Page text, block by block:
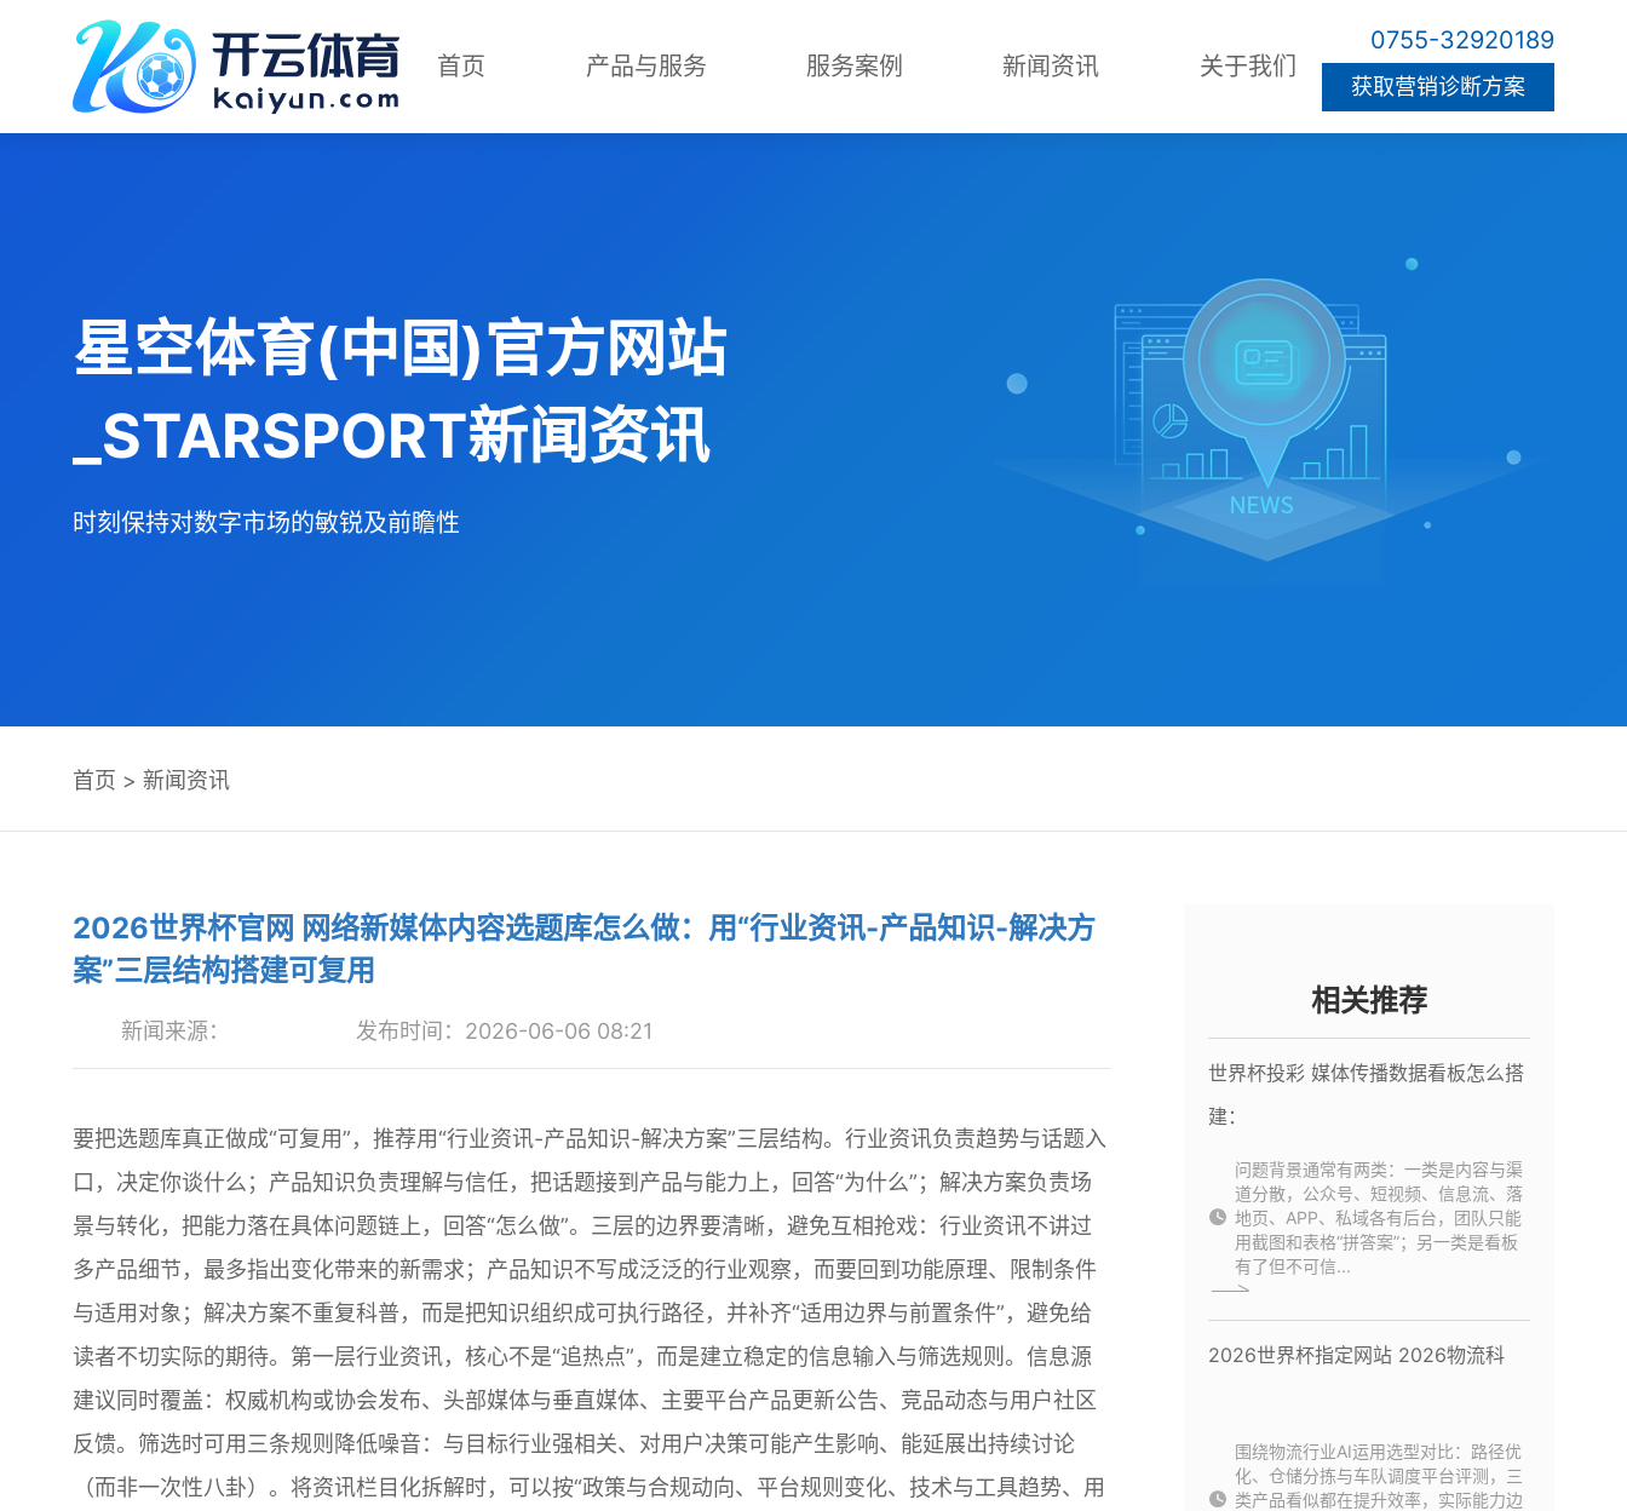
首页 产品与服务 服务案例 新闻资讯 关于我们
0755-32920189
获取营销诊断方案
星空体育(中国)官方网站
_STARSPORT新闻资讯
时刻保持对数字市场的敏锐及前瞻性
首页 > 新闻资讯
2026世界杯官网 网络新媒体内容选题库怎么做：用“行业资讯-产品知识-解决方
案”三层结构搭建可复用
新闻来源： 发布时间：2026-06-06 08:21
要把选题库真正做成“可复用”，推荐用“行业资讯-产品知识-解决方案”三层结构。行业资讯负责趋势与话题入
口，决定你谈什么；产品知识负责理解与信任，把话题接到产品与能力上，回答“为什么”；解决方案负责场
景与转化，把能力落在具体问题链上，回答“怎么做”。三层的边界要清晰，避免互相抢戏：行业资讯不讲过
多产品细节，最多指出变化带来的新需求；产品知识不写成泛泛的行业观察，而要回到功能原理、限制条件
与适用对象；解决方案不重复科普，而是把知识组织成可执行路径，并补齐“适用边界与前置条件”，避免给
读者不切实际的期待。第一层行业资讯，核心不是“追热点”，而是建立稳定的信息输入与筛选规则。信息源
建议同时覆盖：权威机构或协会发布、头部媒体与垂直媒体、主要平台产品更新公告、竞品动态与用户社区
反馈。筛选时可用三条规则降低噪音：与目标行业强相关、对用户决策可能产生影响、能延展出持续讨论
（而非一次性八卦）。将资讯栏目化拆解时，可以按“政策与合规动向、平台规则变化、技术与工具趋势、用
相关推荐
世界杯投彩 媒体传播数据看板怎么搭
建：
问题背景通常有两类：一类是内容与渠
道分散，公众号、短视频、信息流、落
地页、APP、私域各有后台，团队只能
用截图和表格“拼答案”；另一类是看板
有了但不可信...
2026世界杯指定网站 2026物流科
围绕物流行业AI运用选型对比：路径优
化、仓储分拣与车队调度平台评测，三
类产品看似都在提升效率，实际能力边